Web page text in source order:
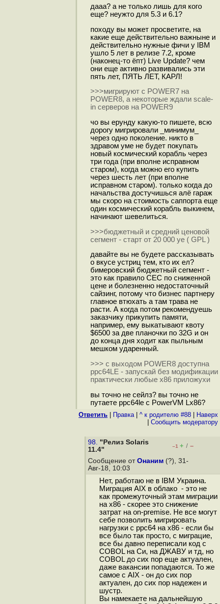
дааа? а не только лишь для кого
еще? неужто для 5.3 и 6.1?
походу вы может просветите, на
какие еще действительно важныне и
действительно нужные фичи у IBM
ушло 5 лет в релизе 7.2, кроме
(наконец-то ёпт) Live Update? чем
они еще активно развивались эти
пять лет, ПЯТЬ ЛЕТ, КАРЛ!
>>>мигрируют с POWER7 на
POWER8, а некоторые ждали scale-
in серверов на POWER9
чо вы ерунду какую-то пишете, всю
дорогу мигрировали _минимум_
через одно поколение. никто в
здравом уме не будет покупать
новый космический корабль через
три года (при вполне исправном
старом), когда можно его купить
через шесть лет (при вполне
исправном старом). только когда до
начальства достучишься алё гараж
мы скоро на стоимость саппорта еще
один космический корабль выкинем,
начинают шевелиться.
>>>бюджетный и средний ценовой
сегмент - старт от 20 000 уе ( GPL )
давайте вы не будете рассказывать
о вкусе устриц тем, кто их ел?
бимеровский бюджетный сегмент -
это как правило CEC по сниженной
цене и болезненно недостаточный
сайзинг, потому что бизнес партнеру
главное втюхать а там трава не
расти. А когда потом рекомендуешь
заказчику прикупить памяти,
например, ему выкатывают квоту
$6500 за две планочки по 32G и он
до конца дня ходит как пыльным
мешком ударенный.
>>> с выходом POWER8 доступна
ppc64LE - запускай без модификации
практически любые x86 приложухи
вы точно не сейлз? вы точно не
путаете ppc64le с PowerVM Lx86?
Ответить Правка| ^ к родителю #88
Наверх
Cообщить модератору
98. "Релиз Solaris
11.4"
–1 + / –
Сообщение от Онаним (?), 31-
Авг-18, 10:03
Нет, работаю не в IBM Украина.
Миграция AIX в облако - это не
как промежуточный этам миграции
на х86 - скорее это снижение
затрат на on-premise. Не все могут
себе позволить мигрировать
нагрузки с ppc64 на x86 - если бы
все было так просто, с миграцие,
все бы давно переписали код с
COBOL на Си, на ДЖАВУ и тд, но
COBOL до сих пор еще актуален,
даже вакансии попадаются. То же
самое с AIX - он до сих пор
актуален, до сих пор надежен и
шустр.
Вы намекаете на дальнейшую